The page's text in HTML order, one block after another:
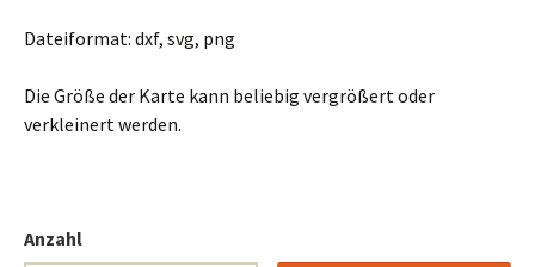
Dateiformat: dxf, svg, png
Die Größe der Karte kann beliebig vergrößert oder
verkleinert werden.
Anzahl